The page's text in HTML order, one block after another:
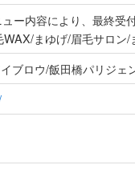
ー内容により、最終受
まゆげ/眉毛サロン
ブロウ/飯田橋パリジェ